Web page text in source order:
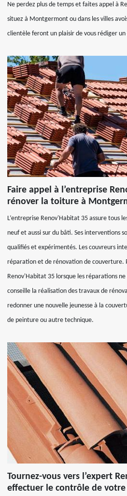
Ne perdez plus de temps et faites appel à
situez à Montgermont ou dans les villes
clientèle feront un plaisir de vous rédiger un
Faire appel à l’entreprise
rénover la toiture à
L’entreprise Renov'Habitat 35 assure tous
neuf et aussi sur du bâti. Ses interventions
qualifiés et expérimentés. Les couvreurs
réparation et de rénovation de couverture.
Renov'Habitat 35 lorsque les réparations
conseille la réalisation des travaux de
redonner une nouvelle jeunesse à la
de peinture ou autre technique.
Tournez-vous vers l’expert
effectuer le contrôle de